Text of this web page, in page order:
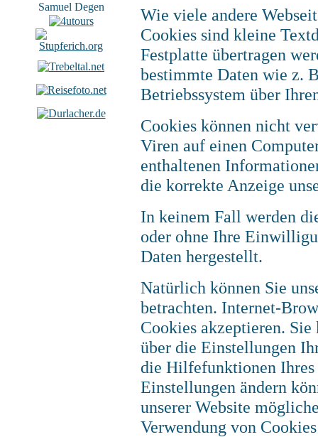
Samuel Degen
Wie viele andere
Cookies sind kleine
Festplatte übertragen
bestimmte Daten wie z.
Betriebssystem über
Cookies können nicht
Viren auf einen
enthaltenen
die korrekte Anzeige
In keinem Fall werden
oder ohne Ihre
Daten hergestellt.
Natürlich können Sie
betrachten. Internet-
Cookies akzeptieren.
über die Einstellungen
die Hilfefunktionen Ihres
Einstellungen ändern
unserer Website
Verwendung von